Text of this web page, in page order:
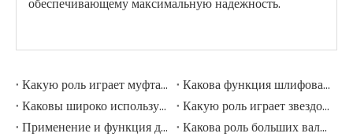
Какую роль играет муфта в шлифовальной мельнице?
Какова функция шлифовальных рулонов в мельнице шлифовации?
Каковы широко используемые аксессуары в шлифовальной мельнице?
Какую роль играет звездочка в горнодобывающем экскаваторе?
Применение и функция дорожных роликов в горнодобывающих экскаваторах
Какова роль больших валов в горнодобывающих экскаваторах?